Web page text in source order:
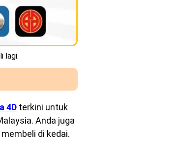
lagi.
4Dterkini untuk
Anda juga
di kedai.